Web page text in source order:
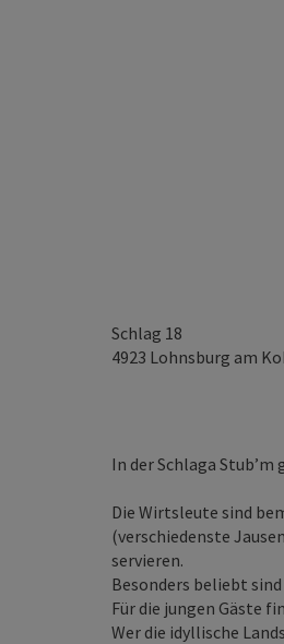
Schlag 18
4923 Lohnsburg am
In der Schlaga Stub’m
Die Wirtsleute sind
(verschiedenste
servieren.
Besonders beliebt sind
Für die jungen Gäste
Wer die idyllische